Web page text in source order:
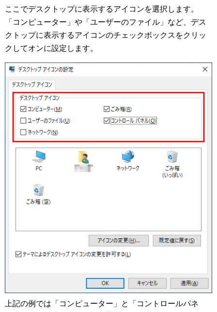
ここでデスクトップに表示するアイコンを選択します。
「コンピューター」や「ユーザーのファイル」など、デス
クトップに表示するアイコンのチェックボックスをクリッ
クしてオンに設定します。
上記の例では「コンピューター」と「コントロールパネ